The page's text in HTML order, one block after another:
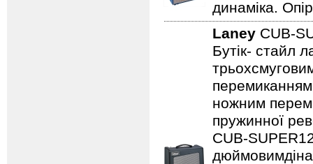
динаміка.
Laney CUB-
Бутік- стайл
ножним
пружинної
CUB-